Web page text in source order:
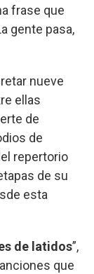
frase que
gente pasa,
nueve
ellas
de
de
repertorio
de su
esta
de latidos”,
que